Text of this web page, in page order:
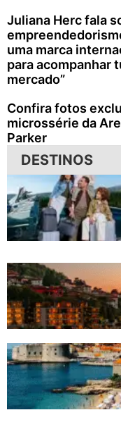
Juliana Herc fala
uma marca
para acompanhar
mercado”
Confira fotos
microssérie da
Parker
DESTINOS